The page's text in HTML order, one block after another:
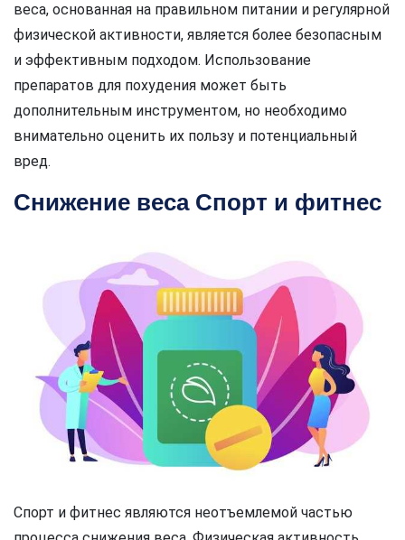
веса, основанная на правильном питании и регулярной
физической активности, является более безопасным
и эффективным подходом. Использование
препаратов для похудения может быть
дополнительным инструментом, но необходимо
внимательно оценить их пользу и потенциальный
вред.
Снижение веса Спорт и фитнес
Спорт и фитнес являются неотъемлемой частью